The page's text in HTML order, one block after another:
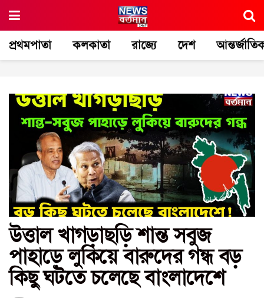
প্রথমপাতা কলকাতা রাজ্যে দেশ
উত্তাল খাগড়াছড়ি শান্ত সবুজ
পাহাড়ে লুকিয়ে বারুদের গন্ধ বড়
কিছু ঘটতে চলেছে বাংলাদেশে